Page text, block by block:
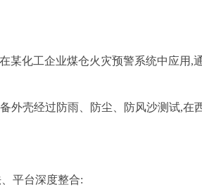
某化工企业煤仓火灾预警系统中应用,
外壳经过防雨、防尘、防风沙测试,在
平台深度整合: